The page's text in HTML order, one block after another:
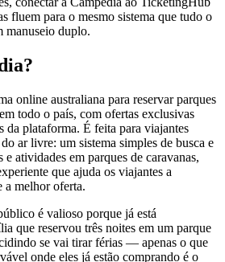
fluem para o mesmo sistema que tudo o
manuseio duplo.
online australiana para reservar parques
todo o país, com ofertas exclusivas
da plataforma. É feita para viajantes
ar livre: um sistema simples de busca e
e atividades em parques de caravanas,
que ajuda os viajantes a
a melhor oferta.
é valioso porque já está
que reservou três noites em um parque
se vai tirar férias — apenas o que
onde eles já estão comprando é o